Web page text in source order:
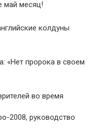
май месяц!
колдуны
«Нет пророка в своем
во время
2008, руководство